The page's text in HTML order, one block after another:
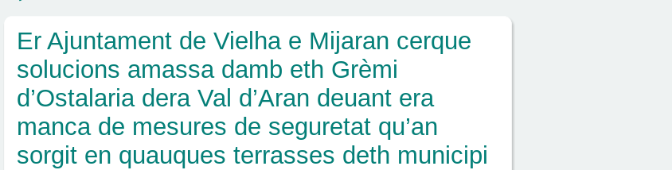
Er Ajuntament de Vielha e Mijaran cerque
solucions amassa damb eth Grèmi
d’Ostalaria dera Val d’Aran deuant era
manca de mesures de seguretat qu’an
sorgit en quauques terrasses deth municipi